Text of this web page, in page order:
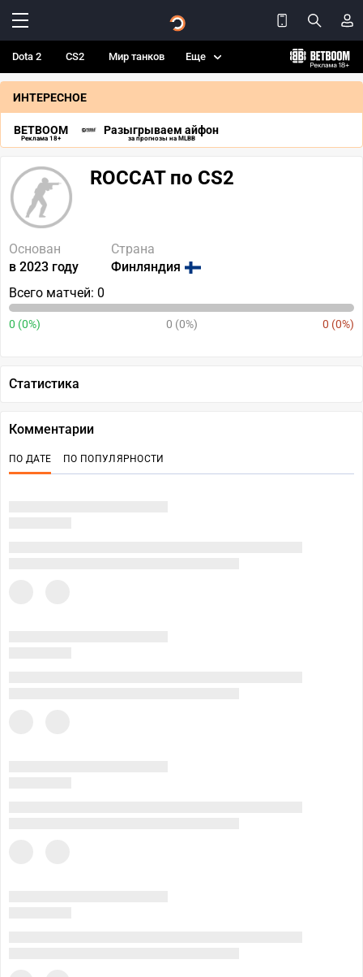
Dota 2 CS2 Мир танков Еще
ИНТЕРЕСНОЕ
BETBOOM
Реклама 18+
Разыгрываем айфон
за прогнозы на MLBB
ROCCAT по CS2
Основан
в 2023 году
Страна
Финляндия
Всего матчей: 0
0 (0%) 0 (0%) 0 (0%)
Статистика
Комментарии
ПО ДАТЕ ПО ПОПУЛЯРНОСТИ